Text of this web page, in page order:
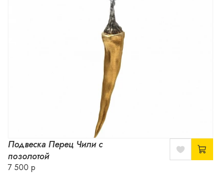
Подвеска Перец Чили с
позолотой
7 500 р